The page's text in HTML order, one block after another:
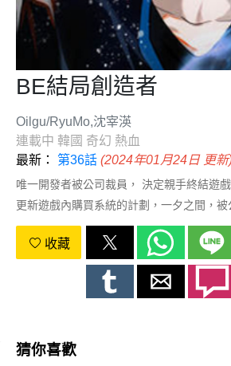
BE結局創造者
Oilgu/RyuMo,沈宰渶
連載中 韓國 奇幻 熱血
最新： 第36話 (2024年01月24日 更新
唯一開發者被公司裁員， 決定親手終結遊
更新遊戲內購買系統的計劃，一夕之間，
總監的生涯就此結束。這是我創造的遊戲
結這個世界的人也只能是我。我要成爲遊戲
結束這個遊戲！
收藏
猜你喜歡